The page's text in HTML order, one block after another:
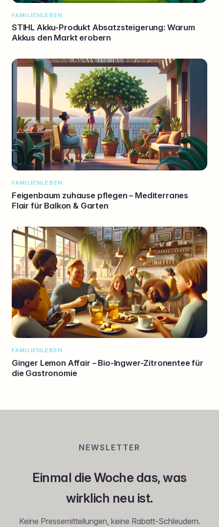
FAMILIENLEBEN
STIHL Akku-Produkt Absatzsteigerung: Warum
Akkus den Markt erobern
FAMILIENLEBEN
Feigenbaum zuhause pflegen – Mediterranes
Flair für Balkon & Garten
FAMILIENLEBEN
Ginger Lemon Affair – Bio-Ingwer-Zitronentee für
die Gastronomie
NEWSLETTER
Einmal die Woche das, was
wirklich neu ist.
Keine Pressemitteilungen, keine Rabatt-Schleudern.